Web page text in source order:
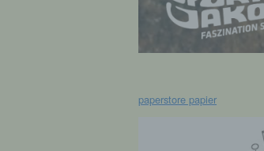
paperstore papier